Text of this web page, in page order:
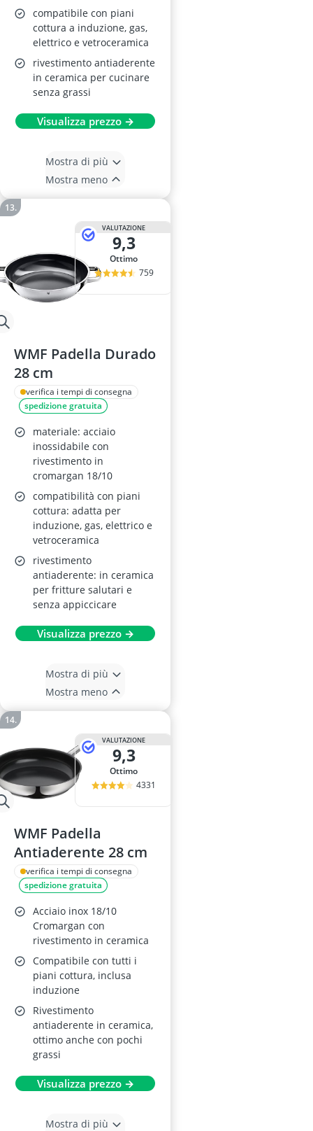
compatibile con piani
cottura a induzione, gas,
elettrico e vetroceramica
rivestimento antiaderente
in ceramica per cucinare
senza grassi
Visualizza prezzo →
Mostra di più
Mostra meno
VALUTAZIONE
9,3
Ottimo
759
WMF Padella Durado
28 cm
verifica i tempi di consegna
spedizione gratuita
materiale: acciaio
inossidabile con
rivestimento in
cromargan 18/10
compatibilità con piani
cottura: adatta per
induzione, gas, elettrico e
vetroceramica
rivestimento
antiaderente: in ceramica
per fritture salutari e
senza appiccicare
Visualizza prezzo →
Mostra di più
Mostra meno
VALUTAZIONE
9,3
Ottimo
4331
WMF Padella
Antiaderente 28 cm
verifica i tempi di consegna
spedizione gratuita
Acciaio inox 18/10
Cromargan con
rivestimento in ceramica
Compatibile con tutti i
piani cottura, inclusa
induzione
Rivestimento
antiaderente in ceramica,
ottimo anche con pochi
grassi
Visualizza prezzo →
Mostra di più